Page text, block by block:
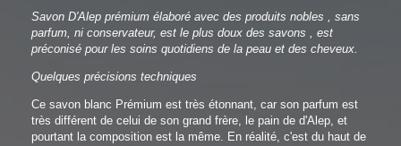
Savon D'Alep prémium élaboré avec des produits nobles , sans
parfum, ni conservateur, est le plus doux des savons , est
préconisé pour les soins quotidiens de la peau et des cheveux.
Quelques précisions techniques
Ce savon blanc Prémium est très étonnant, car son parfum est
très différent de celui de son grand frère, le pain de d'Alep, et
pourtant la composition est la même. En réalité, c'est du haut de